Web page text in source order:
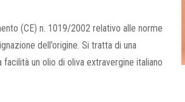
(CE) n. 1019/2002 relativo alle norme
dell’origine. Si tratta di una
un olio di oliva extravergine italiano